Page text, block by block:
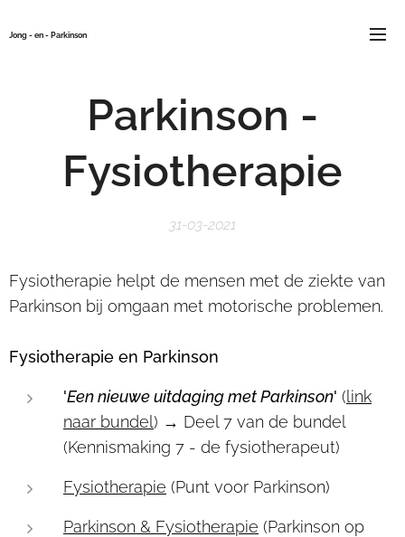
Jong - en - Parkinson
Parkinson -
Fysiotherapie
31-03-2021
Fysiotherapie helpt de mensen met de ziekte van
Parkinson bij omgaan met motorische problemen.
Fysiotherapie en Parkinson
'Een nieuwe uitdaging met Parkinson' (link
naar bundel) → Deel 7 van de bundel
(Kennismaking 7 - de fysiotherapeut)
Fysiotherapie (Punt voor Parkinson)
Parkinson & Fysiotherapie (Parkinson op